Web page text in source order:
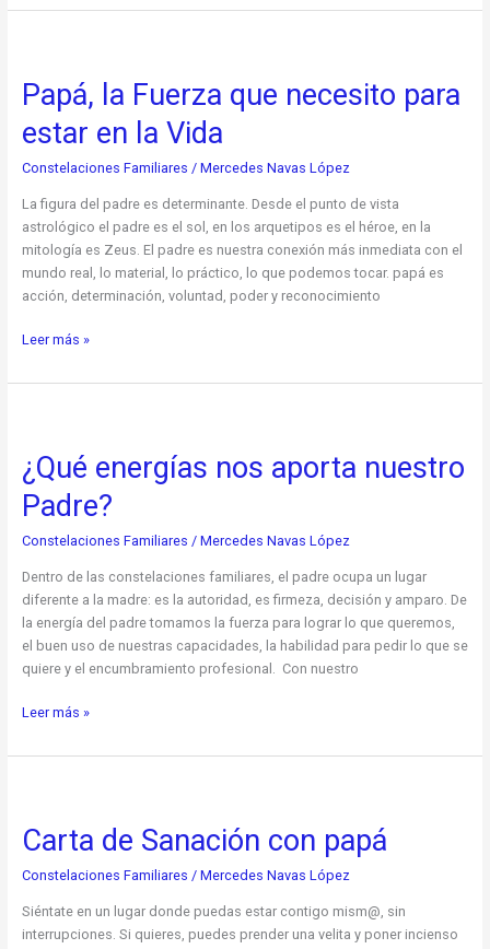
Papá, la Fuerza que necesito para
estar en la Vida
Constelaciones Familiares / Mercedes Navas López
La figura del padre es determinante. Desde el punto de vista
astrológico el padre es el sol, en los arquetipos es el héroe, en la
mitología es Zeus. El padre es nuestra conexión más inmediata con el
mundo real, lo material, lo práctico, lo que podemos tocar. papá es
acción, determinación, voluntad, poder y reconocimiento
Fuerza
necesito
en
la
Vida
Leer más »
¿Qué energías nos aporta nuestro
Padre?
Constelaciones Familiares / Mercedes Navas López
Dentro de las constelaciones familiares, el padre ocupa un lugar
diferente a la madre: es la autoridad, es firmeza, decisión y amparo. De
la energía del padre tomamos la fuerza para lograr lo que queremos,
el buen uso de nuestras capacidades, la habilidad para pedir lo que se
quiere y el encumbramiento profesional. Con nuestro
nos
aporta
nuestro
Leer más »
Carta de Sanación con papá
Constelaciones Familiares / Mercedes Navas López
Siéntate en un lugar donde puedas estar contigo mism@, sin
interrupciones. Si quieres, puedes prender una velita y poner incienso
Sanación
papá